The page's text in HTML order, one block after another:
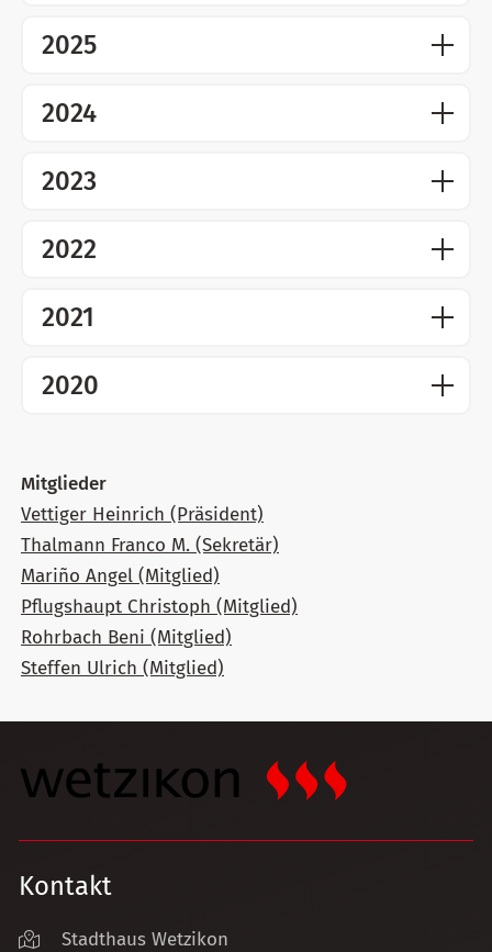
2025
2024
2023
2022
2021
2020
Mitglieder
Vettiger Heinrich (Präsident)
Thalmann Franco M. (Sekretär)
Mariño Angel (Mitglied)
Pflugshaupt Christoph (Mitglied)
Rohrbach Beni (Mitglied)
Steffen Ulrich (Mitglied)
Kontakt
Stadthaus Wetzikon